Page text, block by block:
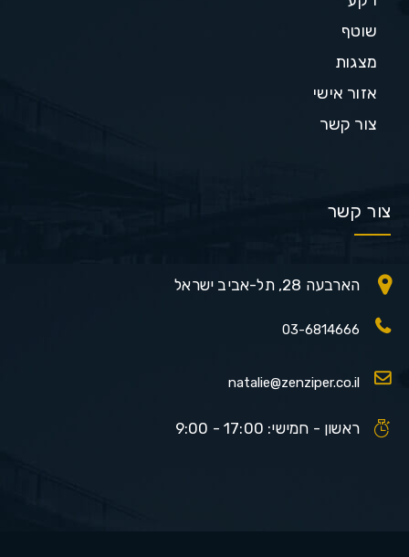
שוטף
מצגות
אזור אישי
צור קשר
צור קשר
הארבעה 28, תל-אביב ישראל
03-6814666
natalie@zenziper.co.il
ראשון - חמישי: 17:00 - 9:00